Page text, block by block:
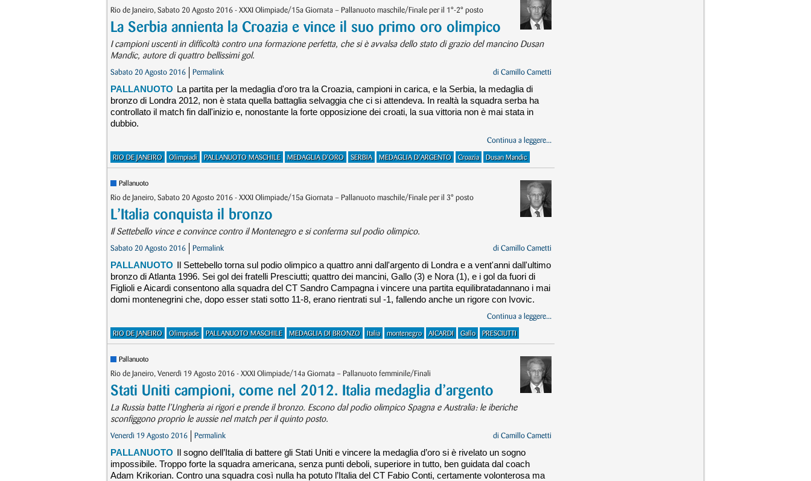
Rio de Janeiro, Sabato 20 Agosto 2016 - XXXI Olimpiade/15a Giornata – Pallanuoto maschile/Finale per il 1°-2° posto
La Serbia annienta la Croazia e vince il suo primo oro olimpico
I campioni uscenti in difficoltà contro una formazione perfetta, che si è avvalsa dello stato di grazio del mancino Dusan
Mandic, autore di quattro bellissimi gol.
Sabato 20 Agosto 2016 Permalink di Camillo Cametti
PALLANUOTO La partita per la medaglia d'oro tra la Croazia, campioni in carica, e la Serbia, la medaglia di
bronzo di Londra 2012, non è stata quella battaglia selvaggia che ci si attendeva. In realtà la squadra serba ha
controllato il match fin dall'inizio e, nonostante la forte opposizione dei croati, la sua vittoria non è mai stata in
dubbio.
Continua a leggere...
RIO DE JANEIRO Olimpiadi PALLANUOTO MASCHILE MEDAGLIA D'ORO SERBIA MEDAGLIA D'ARGENTO Croazia Dusan Mandic
Pallanuoto
Rio de Janeiro, Sabato 20 Agosto 2016 - XXXI Olimpiade/15a Giornata – Pallanuoto maschile/Finale per il 3° posto
L’Italia conquista il bronzo
Il Settebello vince e convince contro il Montenegro e si conferma sul podio olimpico.
Sabato 20 Agosto 2016 Permalink di Camillo Cametti
PALLANUOTO Il Settebello torna sul podio olimpico a quattro anni dall'argento di Londra e a vent'anni dall'ultimo
bronzo di Atlanta 1996. Sei gol dei fratelli Presciutti; quattro dei mancini, Gallo (3) e Nora (1), e i gol da fuori di
Figlioli e Aicardi consentono alla squadra del CT Sandro Campagna i vincere una partita equilibratadannano i mai
domi montenegrini che, dopo esser stati sotto 11-8, erano rientrati sul -1, fallendo anche un rigore con Ivovic.
Continua a leggere...
RIO DE JANEIRO Olimpiade PALLANUOTO MASCHILE MEDAGLIA DI BRONZO Italia montenegro AICARDI Gallo PRESCIUTTI
Pallanuoto
Rio de Janeiro, Venerdì 19 Agosto 2016 - XXXI Olimpiade/14a Giornata – Pallanuoto femminile/Finali
Stati Uniti campioni, come nel 2012. Italia medaglia d’argento
La Russia batte l’Ungheria ai rigori e prende il bronzo. Escono dal podio olimpico Spagna e Australia: le iberiche
sconfiggono proprio le aussie nel match per il quinto posto.
Venerdì 19 Agosto 2016 Permalink di Camillo Cametti
PALLANUOTO Il sogno dell’Italia di battere gli Stati Uniti e vincere la medaglia d’oro si è rivelato un sogno
impossibile. Troppo forte la squadra americana, senza punti deboli, superiore in tutto, ben guidata dal coach
Adam Krikorian. Contro una squadra così nulla ha potuto l’Italia del CT Fabio Conti, certamente volonterosa ma